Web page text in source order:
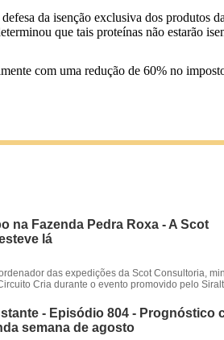
da isenção exclusiva dos produtos
que tais proteínas não estarão
com uma redução de 60% no
na Fazenda Pedra Roxa - A Scot
lá
das expedições da Scot Consultoria,
Cria durante o evento promovido pelo
- Episódio 804 - Prognóstico
semana de agosto